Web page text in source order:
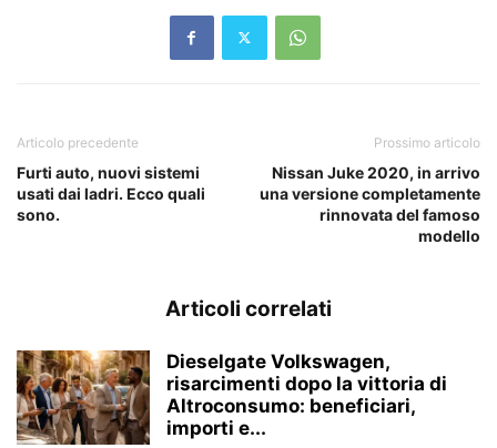
Articolo precedente
Furti auto, nuovi sistemi
usati dai ladri. Ecco quali
sono.
Prossimo articolo
Nissan Juke 2020, in arrivo
una versione completamente
rinnovata del famoso
modello
Articoli correlati
Dieselgate Volkswagen,
risarcimenti dopo la vittoria di
Altroconsumo: beneficiari,
importi e...